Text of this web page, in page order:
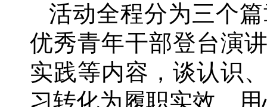
活动全程分为三个
优秀青年干部登台演
实践等内容，谈认识
习转化为履职实效、